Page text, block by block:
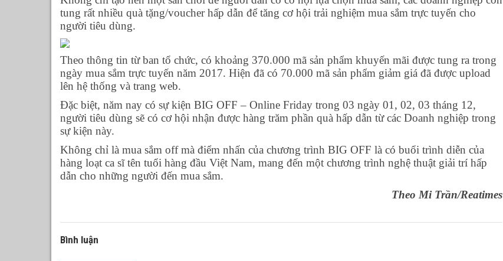
tung rất nhiều quà tặng/voucher hấp dẫn để tăng cơ hội trải nghiệm mua sắm trực tuyến cho
người tiêu dùng.
Theo thông tin từ ban tổ chức, có khoảng 370.000 mã sản phẩm khuyến mãi được tung ra trong
ngày mua sắm trực tuyến năm 2017. Hiện đã có 70.000 mã sản phẩm giảm giá đã được upload
lên hệ thống và trang web.
Đặc biệt, năm nay có sự kiện BIG OFF – Online Friday trong 03 ngày 01, 02, 03 tháng 12,
người tiêu dùng sẽ có cơ hội nhận được hàng trăm phần quà hấp dẫn từ các Doanh nghiệp trong
sự kiện này.
Không chỉ là mua sắm off mà điểm nhấn của chương trình BIG OFF là có buổi trình diễn của
hàng loạt ca sĩ tên tuổi hàng đầu Việt Nam, mang đến một chương trình nghệ thuật giải trí hấp
dẫn cho những người đến mua sắm.
Theo Mi Trần/Reatimes
Bình luận